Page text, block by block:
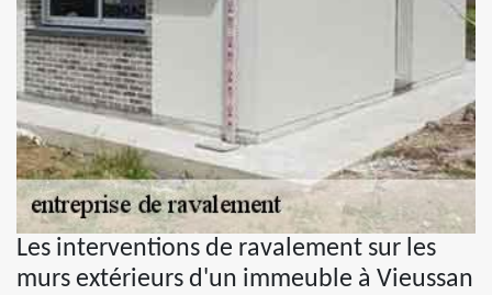
Les interventions de ravalement sur les
murs extérieurs d'un immeuble à Vieussan